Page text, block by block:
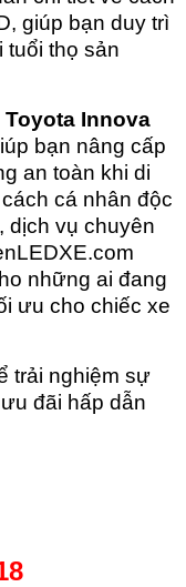
giúp bạn duy trì
tuổi thọ sản
Innova
bạn nâng cấp
an toàn khi di
cá nhân độc
dịch vụ chuyên
những ai đang
ưu cho chiếc xe
trải nghiệm sự
đãi hấp dẫn